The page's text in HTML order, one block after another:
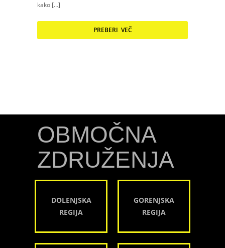
kako […]
PREBERI VEČ
OBMOČNA
ZDRUŽENJA
DOLENJSKA
REGIJA
GORENJSKA
REGIJA